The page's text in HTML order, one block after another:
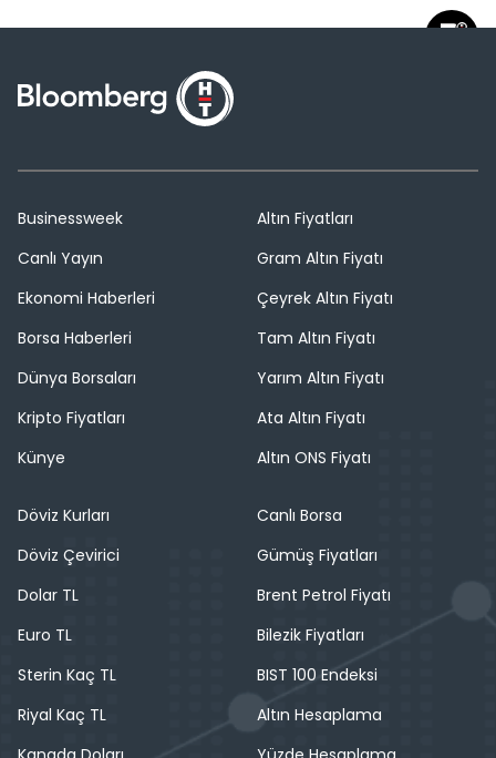
Businessweek
Canlı Yayın
Ekonomi Haberleri
Borsa Haberleri
Dünya Borsaları
Kripto Fiyatları
Künye
Altın Fiyatları
Gram Altın Fiyatı
Çeyrek Altın Fiyatı
Tam Altın Fiyatı
Yarım Altın Fiyatı
Ata Altın Fiyatı
Altın ONS Fiyatı
Döviz Kurları
Döviz Çevirici
Dolar TL
Euro TL
Sterin Kaç TL
Riyal Kaç TL
Canlı Borsa
Gümüş Fiyatları
Brent Petrol Fiyatı
Bilezik Fiyatları
BIST 100 Endeksi
Altın Hesaplama